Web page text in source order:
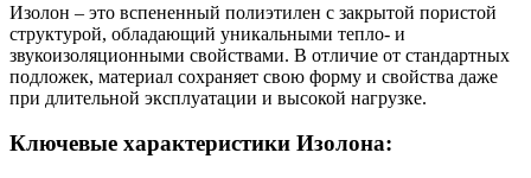
Изолон – это вспененный полиэтилен с закрытой пористой
структурой, обладающий уникальными тепло- и
звукоизоляционными свойствами. В отличие от стандартных
подложек, материал сохраняет свою форму и свойства даже
при длительной эксплуатации и высокой нагрузке.
Ключевые характеристики Изолона: